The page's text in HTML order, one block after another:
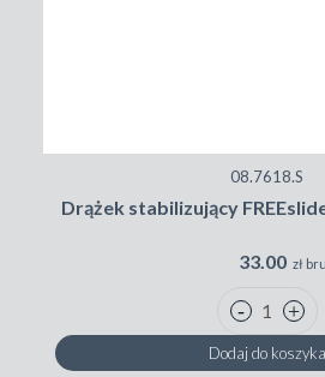
08.7618.S
Drążek stabilizujący
33.00 zł
Dodaj do koszyka